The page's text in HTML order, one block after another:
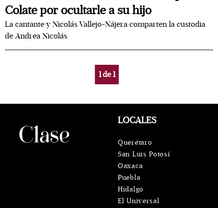
Colate por ocultarle a su hijo
La cantante y Nicolás Vallejo-Nájera comparten la custodia
de Andrea Nicolás
1de1
LOCALES
Querétaro
San Luis Potosí
Oaxaca
Puebla
Hidalgo
El Universal